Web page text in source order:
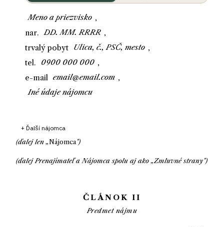
,
nar.
,
trvalý pobyt
,
tel.
,
e-mail
,
+ Ďalší nájomca
(ďalej len „Nájomca")
(ďalejPrenajímateľa Nájomcaspolu aj ako „Zmluvné strany")
ČLÁNOK II
Predmet nájmu